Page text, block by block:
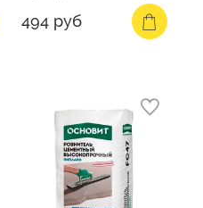
494 руб